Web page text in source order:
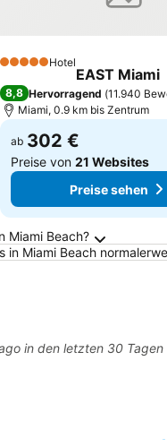
5 SterneHotel
EAST Miami
8,8 Hervorragend (11.940
Miami, 0.9 km bis Zentrum
ab 302 €
Preise von 21 Websites
Preise sehen
Beach
Miami Beach?
Miami Beach
in den letzten 30 Tagen